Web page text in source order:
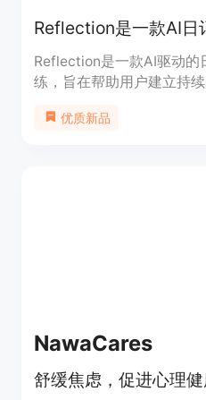
Reflection是一款AI驱动的
练，旨在帮助用户建立持
效。该应用可在iOS、
优质新品
NawaCares
舒缓焦虑，促进心理